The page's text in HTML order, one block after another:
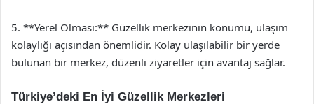
5. **Yerel Olması:** Güzellik merkezinin konumu, ulaşım
kolaylığı açısından önemlidir. Kolay ulaşılabilir bir yerde
bulunan bir merkez, düzenli ziyaretler için avantaj sağlar.
Türkiye’deki En İyi Güzellik Merkezleri